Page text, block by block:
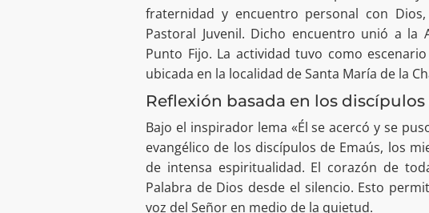
fraternidad y encuentro personal con
Pastoral Juvenil. Dicho encuentro unió a
Punto Fijo. La actividad tuvo como
ubicada en la localidad de Santa María de la
Reflexión basada en los discípulos
Bajo el inspirador lema «Él se acercó y se
evangélico de los discípulos de Emaús, los
de intensa espiritualidad. El corazón de
Palabra de Dios desde el silencio. Esto
voz del Señor en medio de la quietud.